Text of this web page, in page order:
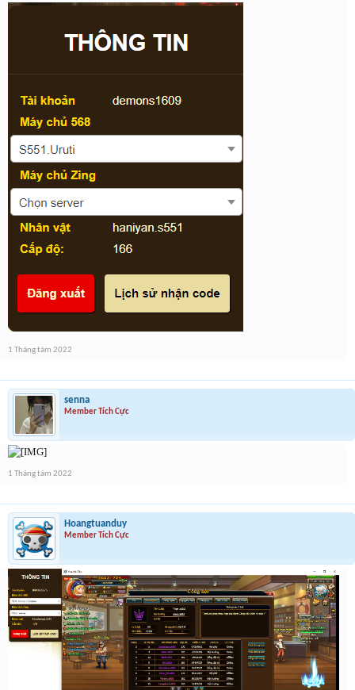
1 Tháng tám 2022
senna
Member Tích Cực
1 Tháng tám 2022
Hoangtuanduy
Member Tích Cực